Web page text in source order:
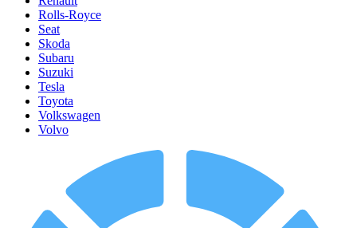
Rolls-Royce
Seat
Skoda
Subaru
Suzuki
Tesla
Toyota
Volkswagen
Volvo